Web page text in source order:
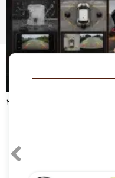
راهنمای جامع آپشن‌های تخصصی تویوتا کرولا کراس لوین راو4(مدل‌های ۲۰۲۴، ۲۰۲۵
و آرامش شما | سلما سیستم، مرکز